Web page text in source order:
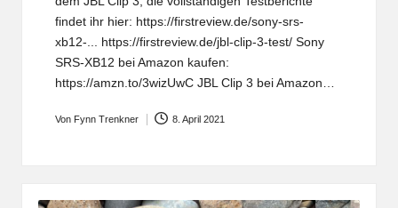
findet ihr hier: https://firstreview.de/sony-srs-
xb12-...​ https://firstreview.de/jbl-clip-3-test/​ Sony
SRS-XB12 bei Amazon kaufen:
https://amzn.to/3wizUwC​ JBL Clip 3 bei Amazon…
Posted
Von Fynn Trenkner 8. April 2021